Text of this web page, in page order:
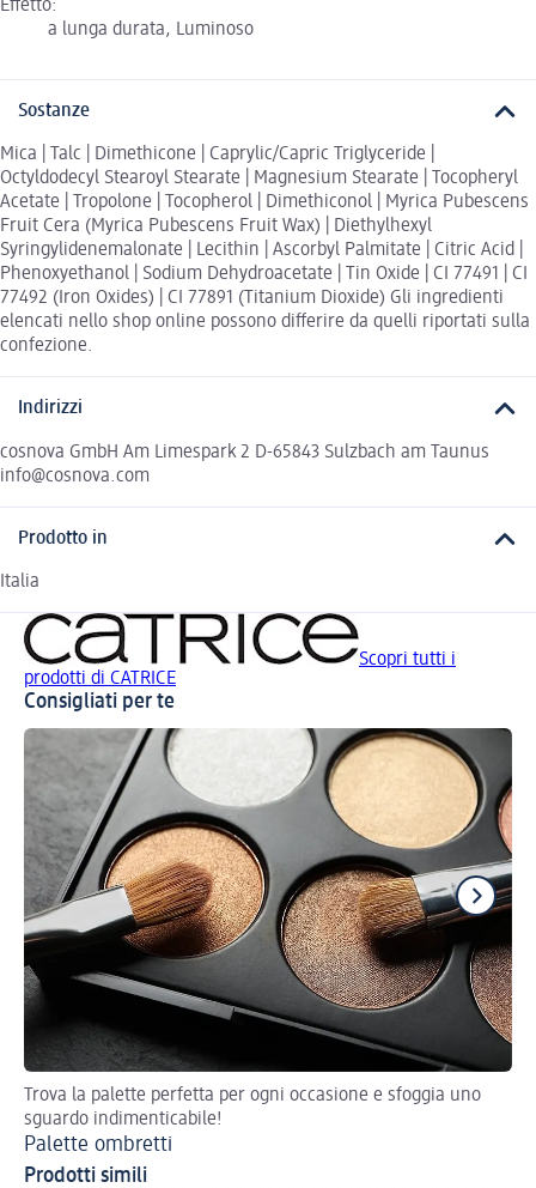
Effetto:
a lunga durata, Luminoso
Sostanze
Mica | Talc | Dimethicone | Caprylic/Capric Triglyceride |
Octyldodecyl Stearoyl Stearate | Magnesium Stearate | Tocopheryl
Acetate | Tropolone | Tocopherol | Dimethiconol | Myrica Pubescens
Fruit Cera (Myrica Pubescens Fruit Wax) | Diethylhexyl
Syringylidenemalonate | Lecithin | Ascorbyl Palmitate | Citric Acid |
Phenoxyethanol | Sodium Dehydroacetate | Tin Oxide | CI 77491 | CI
77492 (Iron Oxides) | CI 77891 (Titanium Dioxide) Gli ingredienti
elencati nello shop online possono differire da quelli riportati sulla
confezione.
Indirizzi
cosnova GmbH Am Limespark 2 D-65843 Sulzbach am Taunus
info@cosnova.com
Prodotto in
Italia
Scopri tutti i
prodotti di CATRICE
Consigliati per te
Trova la palette perfetta per ogni occasione e sfoggia uno
sguardo indimenticabile!
Palette ombretti
Prodotti simili